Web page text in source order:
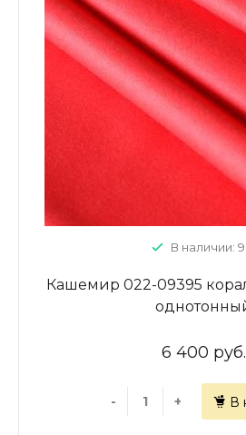
В наличии:
Кашемир 022-09395
6 400 руб.
- + В